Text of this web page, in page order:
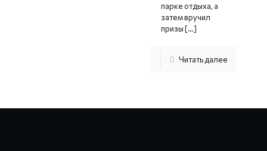
парке отдыха, а
затем вручил
призы[…]
Читать далее